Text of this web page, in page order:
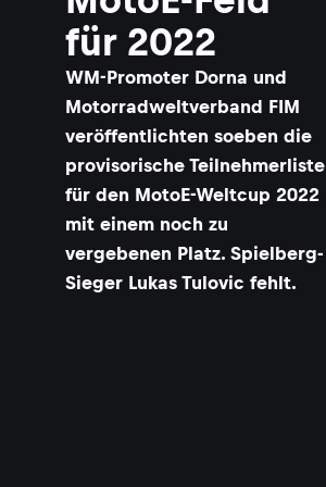
für 2022
WM-Promoter Dorna und
Motorradweltverband FIM
veröffentlichten soeben die
provisorische Teilnehmerliste
für den MotoE-Weltcup 2022
mit einem noch zu
vergebenen Platz. Spielberg-
Sieger Lukas Tulovic fehlt.